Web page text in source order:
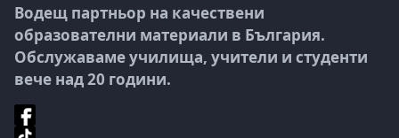
Водещ партньор на качествени
образователни материали в България.
Обслужаваме училища, учители и студенти
вече над 20 години.